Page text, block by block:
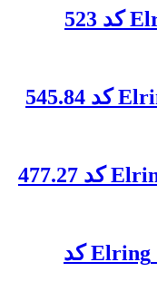
واشر نیم کامل بی ام و برند Elring کد